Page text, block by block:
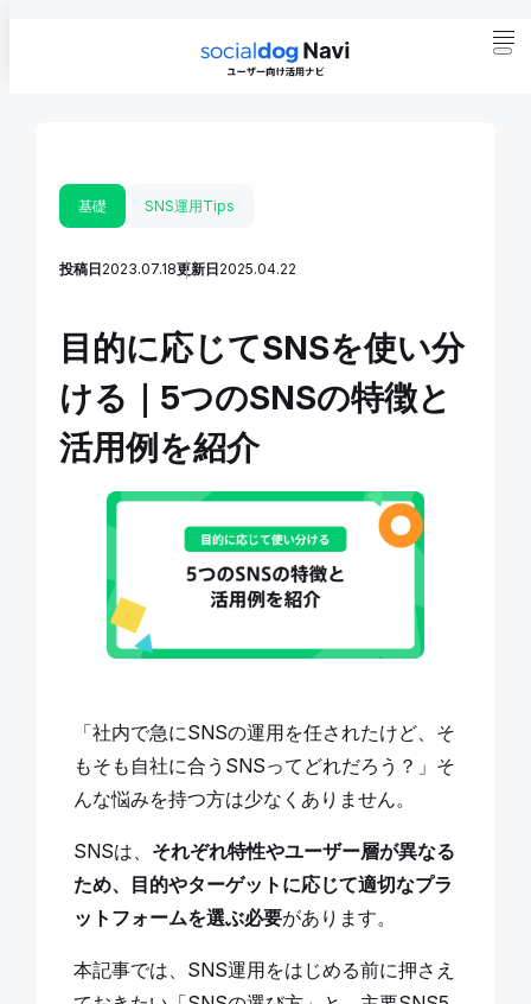
基礎 SNS運用Tips
投稿日2023.07.18更新日2025.04.22
目的に応じてSNSを使い分
ける｜5つのSNSの特徴と
活用例を紹介
「社内で急にSNSの運用を任されたけど、そ
もそも自社に合うSNSってどれだろう？」そ
んな悩みを持つ方は少なくありません。
SNSは、 それぞれ特性やユーザー層が異なる
ため、目的やターゲットに応じて適切なプラ
ットフォームを選ぶ必要があります。
本記事では、SNS運用をはじめる前に押さえ